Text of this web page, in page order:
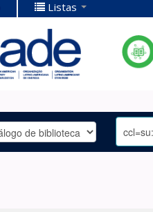
Listas